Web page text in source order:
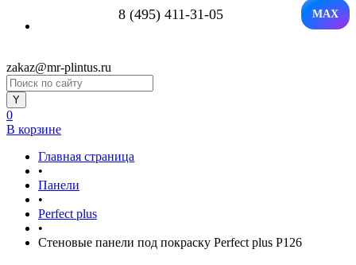
8 (495) 411-31-05 MAX
zakaz@mr-plintus.ru
0
В корзине
Главная страница
•
Панели
•
Perfect plus
•
Стеновые панели под покраску Perfect plus P126